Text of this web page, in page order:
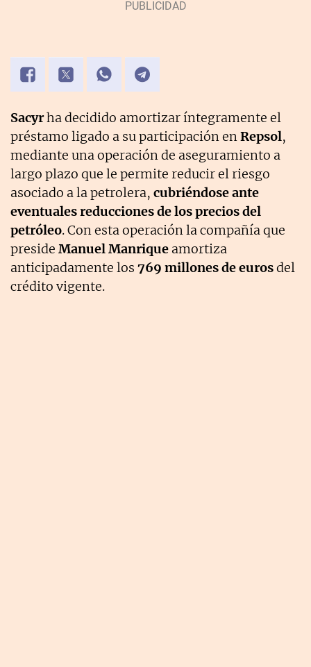
Sacyrha decidido amortizar íntegramente el
préstamo ligado a su participación enRepsol,
mediante una operación de aseguramiento a
largo plazo que le permite reducir el riesgo
asociado a la petrolera, cubriéndose ante
eventuales reducciones de los precios del
petróleo. Con esta operación la compañía que
preside Manuel Manrique amortiza
anticipadamente los 769 millones de eurosdel
crédito vigente.